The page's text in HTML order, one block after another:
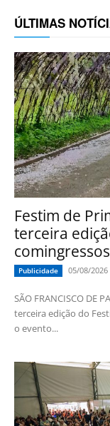
ÚLTIMAS
Festim de
terceira
Publicidade 05/08/2026
SÃO FRANCISCO DE
terceira edição do
o evento...